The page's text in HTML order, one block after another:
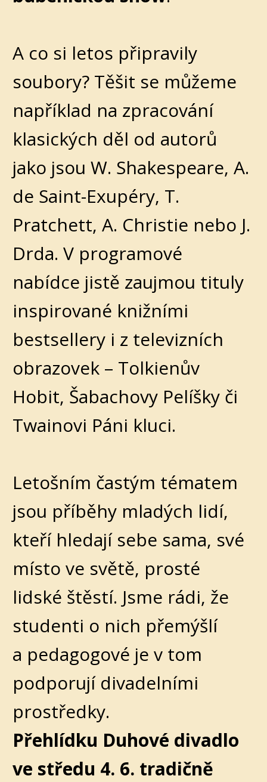
A co si letos připravily
soubory? Těšit se můžeme
například na zpracování
klasických děl od autorů
jako jsou W. Shakespeare, A.
de Saint-Exupéry, T.
Pratchett, A. Christie nebo J.
Drda. V programové
nabídce jistě zaujmou tituly
inspirované knižními
bestsellery i z televizních
obrazovek – Tolkienův
Hobit, Šabachovy Pelíšky či
Twainovi Páni kluci.
Letošním častým tématem
jsou příběhy mladých lidí,
kteří hledají sebe sama, své
místo ve světě, prosté
lidské štěstí. Jsme rádi, že
studenti o nich přemýšlí
a pedagogové je v tom
podporují divadelními
prostředky.
Přehlídku Duhové divadlo
ve středu 4. 6. tradičně